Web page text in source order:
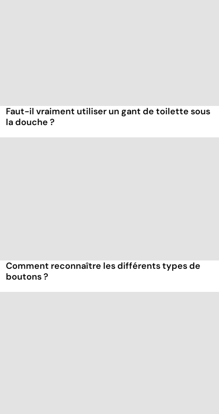
Faut-il vraiment utiliser un gant de toilette sous
la douche ?
Comment reconnaître les différents types de
boutons ?